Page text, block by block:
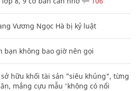
Vương Ngọc Hà bị kỷ luật
bạn không bao giờ nên gọi
hữu khối tài sản "siêu khủng", từng
mắng cựu mẫu 'không có nổi